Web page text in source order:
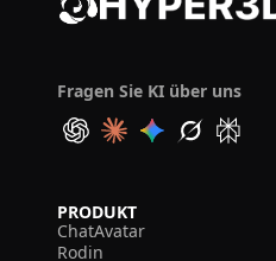
Fragen Sie KI über uns
PRODUKT
ChatAvatar
Rodin